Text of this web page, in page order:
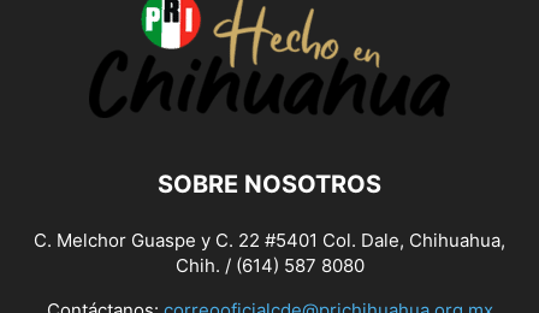
SOBRE NOSOTROS
C. Melchor Guaspe y C. 22 #5401 Col. Dale, Chihuahua,
Chih. / (614) 587 8080